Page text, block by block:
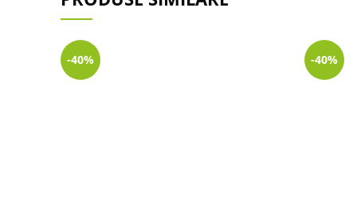
-40% -40%